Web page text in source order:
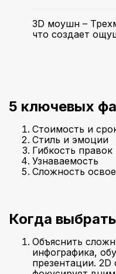
3D моушн –
что создает
5 ключевых
Стоимость и
Стиль и эмоции
Гибкость правок
Узнаваемость
Сложность
Когда
Объяснить
инфографика,
презентации.